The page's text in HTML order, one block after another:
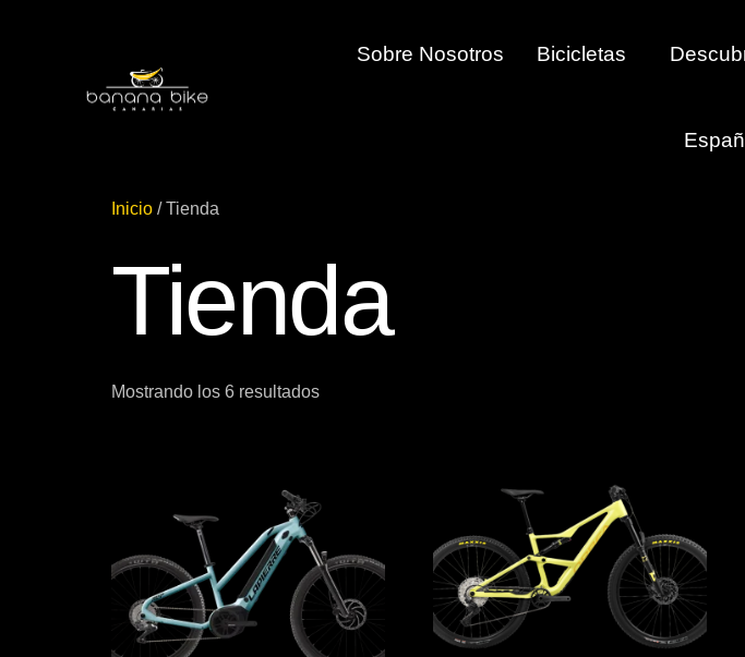
Sobre Nosotros Bicicletas
Inicio / Tienda
Tienda
Mostrando los 6 resultados